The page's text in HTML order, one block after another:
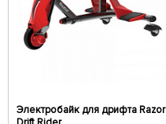
Электробайк для дрифта Razor